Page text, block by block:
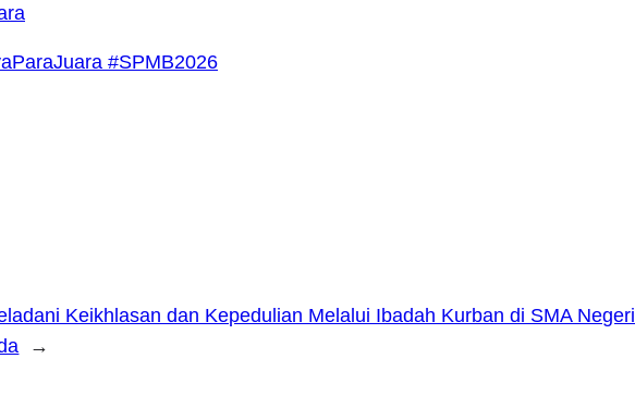
#SPMB2026
Keikhlasan dan Kepedulian Melalui Ibadah Kurban di SMA Negeri
→